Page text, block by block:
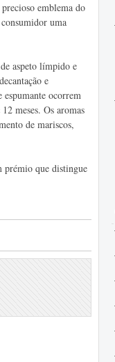
emblema do
uma
aspeto límpido e
e
espumante ocorrem
meses. Os aromas
de mariscos,
prémio que distingue